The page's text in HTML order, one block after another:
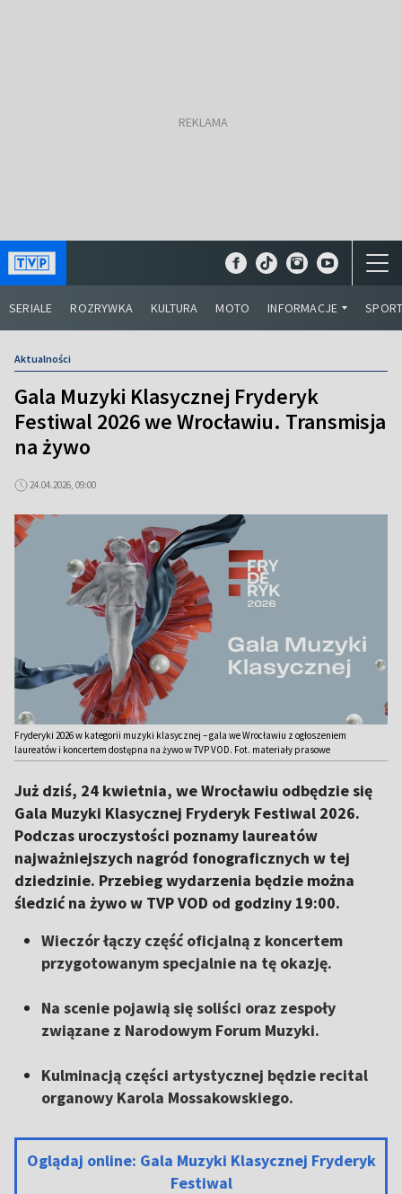
SERIALE ROZRYWKA KULTURA MOTO INFORMACJE
Aktualności
Gala Muzyki Klasycznej Fryderyk
Festiwal 2026 we Wrocławiu. Transmisja
na żywo
24.04.2026, 09:00
Fryderyki 2026 w kategorii muzyki klasycznej – gala we Wrocławiu z ogłoszeniem
laureatów i koncertem dostępna na żywo w TVP VOD. Fot. materiały prasowe
Już dziś, 24 kwietnia, we Wrocławiu odbędzie się
Gala Muzyki Klasycznej Fryderyk Festiwal 2026.
Podczas uroczystości poznamy laureatów
najważniejszych nagród fonograficznych w tej
dziedzinie. Przebieg wydarzenia będzie można
śledzić na żywo w TVP VOD od godziny 19:00.
Wieczór łączy część oficjalną z koncertem
przygotowanym specjalnie na tę okazję.
Na scenie pojawią się soliści oraz zespoły
związane z Narodowym Forum Muzyki.
Kulminacją części artystycznej będzie recital
organowy Karola Mossakowskiego.
Oglądaj online: Gala Muzyki Klasycznej Fryderyk
Festiwal